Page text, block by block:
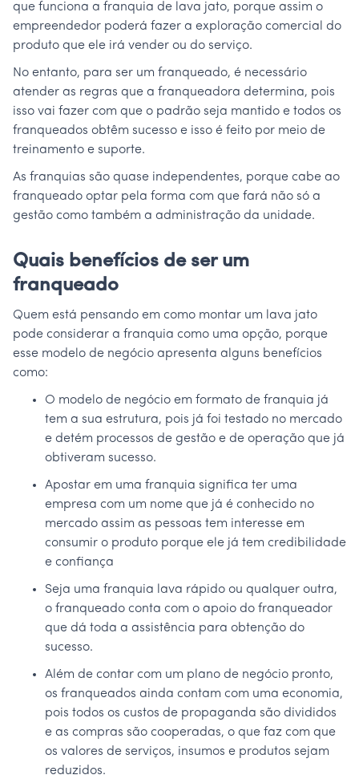
que funciona a franquia de lava jato, porque assim o
empreendedor poderá fazer a exploração comercial do
produto que ele irá vender ou do serviço.
No entanto, para ser um franqueado, é necessário
atender as regras que a franqueadora determina, pois
isso vai fazer com que o padrão seja mantido e todos os
franqueados obtêm sucesso e isso é feito por meio de
treinamento e suporte.
As franquias são quase independentes, porque cabe ao
franqueado optar pela forma com que fará não só a
gestão como também a administração da unidade.
Quais benefícios de ser um
franqueado
Quem está pensando em como montar um lava jato
pode considerar a franquia como uma opção, porque
esse modelo de negócio apresenta alguns benefícios
como:
O modelo de negócio em formato de franquia já
tem a sua estrutura, pois já foi testado no mercado
e detém processos de gestão e de operação que já
obtiveram sucesso.
Apostar em uma franquia significa ter uma
empresa com um nome que já é conhecido no
mercado assim as pessoas tem interesse em
consumir o produto porque ele já tem credibilidade
e confiança
Seja uma franquia lava rápido ou qualquer outra,
o franqueado conta com o apoio do franqueador
que dá toda a assistência para obtenção do
sucesso.
Além de contar com um plano de negócio pronto,
os franqueados ainda contam com uma economia,
pois todos os custos de propaganda são divididos
e as compras são cooperadas, o que faz com que
os valores de serviços, insumos e produtos sejam
reduzidos.